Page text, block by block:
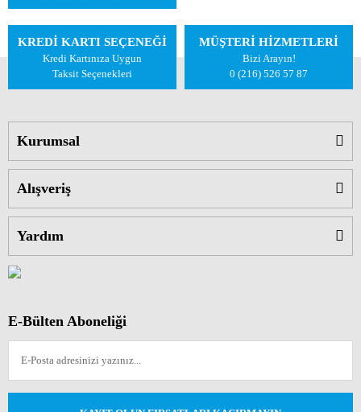
KREDİ KARTI SEÇENEĞİ
Kredi Kartınıza Uygun
Taksit Seçenekleri
MÜŞTERİ HİZMETLERİ
Bizi Arayın!
0 (216) 526 57 87
Kurumsal
Alışveriş
Yardım
E-Bülten Aboneliği